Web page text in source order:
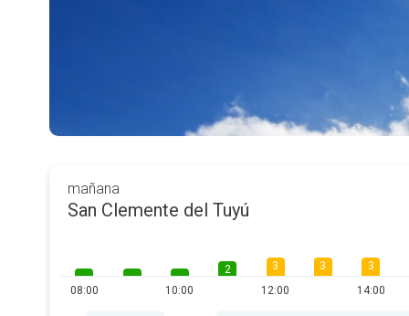
mañana
San Clemente del Tuyú
08:00 10:00
2
3
12:00
3
3
14:00